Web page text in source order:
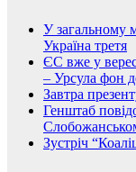
У загальному
Україна третя
ЄС вже у
– Урсула фон
Завтра
Генштаб
Зустріч